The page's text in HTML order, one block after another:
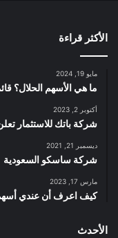
الأكثر قراءة
مايو 19, 2024
ما هي الأسهم الحلال؟
أكتوبر 2, 2023
شركة باتك للاستثمار
ديسمبر 21, 2021
شركة ساسكو السعودية
مارس 17, 2023
كيف اعرف أن عندي
الأحدث